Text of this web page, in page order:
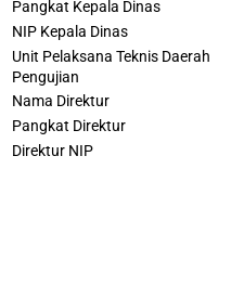
Pangkat Kepala Dinas
NIP Kepala Dinas
Unit Pelaksana Teknis Daerah
Pengujian
Nama Direktur
Pangkat Direktur
Direktur NIP